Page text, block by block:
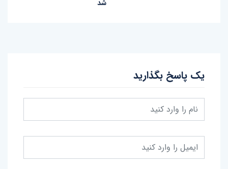
شد
یک پاسخ بگذارید